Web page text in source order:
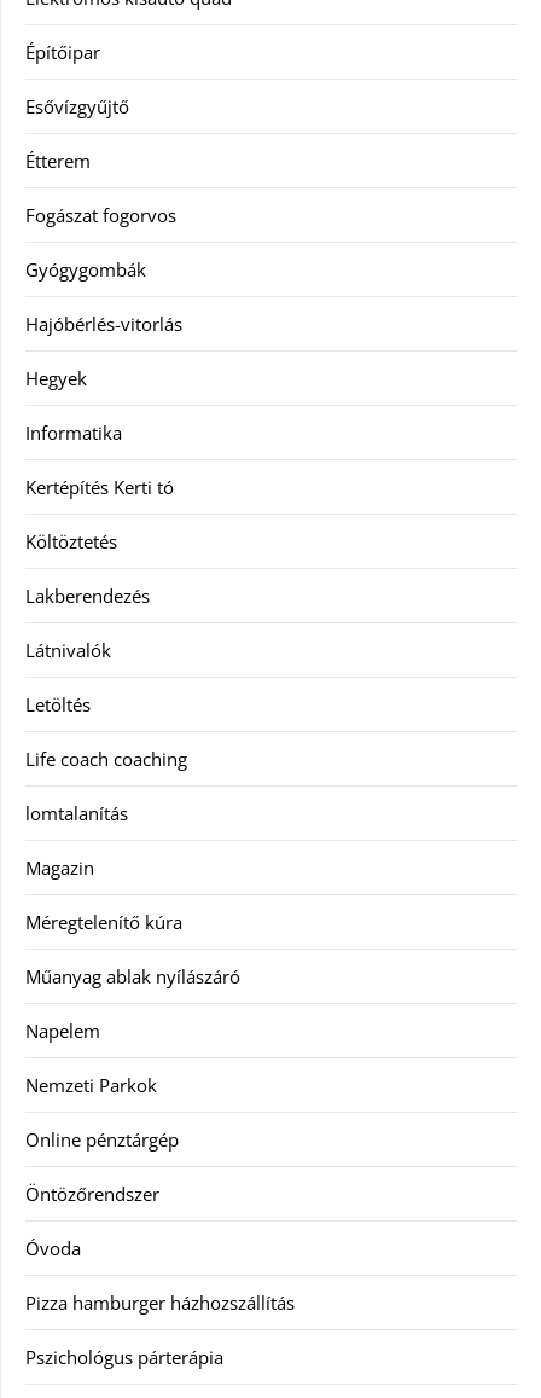
Építőipar
Esővízgyűjtő
Étterem
Fogászat fogorvos
Gyógygombák
Hajóbérlés-vitorlás
Hegyek
Informatika
Kertépítés Kerti tó
Költöztetés
Lakberendezés
Látnivalók
Letöltés
Life coach coaching
lomtalanítás
Magazin
Méregtelenítő kúra
Műanyag ablak nyílászáró
Napelem
Nemzeti Parkok
Online pénztárgép
Öntözőrendszer
Óvoda
Pizza hamburger házhozszállítás
Pszichológus párterápia